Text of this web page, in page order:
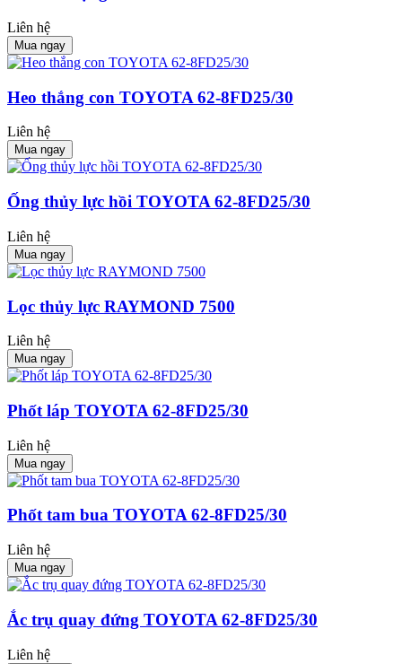
Liên hệ
Mua ngay
Heo thắng con TOYOTA 62-8FD25/30
Liên hệ
Mua ngay
Ống thủy lực hồi TOYOTA 62-8FD25/30
Liên hệ
Mua ngay
Lọc thủy lực RAYMOND 7500
Liên hệ
Mua ngay
Phốt láp TOYOTA 62-8FD25/30
Liên hệ
Mua ngay
Phốt tam bua TOYOTA 62-8FD25/30
Liên hệ
Mua ngay
Ắc trụ quay đứng TOYOTA 62-8FD25/30
Liên hệ